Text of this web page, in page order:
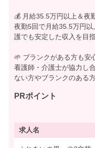
💰 月給35.5万円以上＆夜
夜勤5回で月給35.5万円
護でも安定した収入を目指
🌱 ブランクがある方も安
看護師・介護士が協力し
ない方やブランクのある
PRポイント
求人名